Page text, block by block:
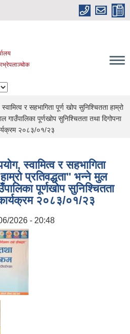
र सहभागिता पूर्ण खोप सुनिश्चितता हाम्रो
गाउँपालिका पूर्णखोप सुनिश्चितता तथा दिगोपना
२०८३/०१/२३
स्वामित्व र सहभागिता
प्रतिवद्धता" भन्ने मुल
पूर्णखोप सुनिश्चितता
कार्यक्रम २०८३/०१/२३
2026 - 20:48